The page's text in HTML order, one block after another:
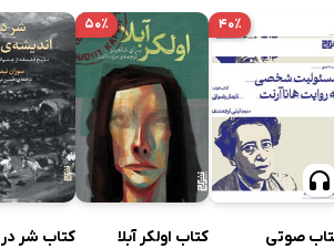
۴۰٪
صوتی
۵۰٪
کتاب اولکر آبلا
کتاب شر در